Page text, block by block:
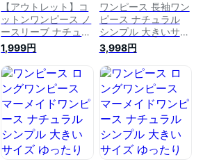
【アウトレット】コ
ットンワンピース ノ
ースリーブ ナチュラ
ル シンプル 体型カ
バー 重ね着 カジュ
アル レディース 服
大人かわいい 30代
40代 50代 大きいサ
イズ ゆったり 春
夏 春夏ワンピース
NP1905
1,999円
ワンピース 長袖ワン
ピース ナチュラル
シンプル 大きいサイ
ズ ゆったり きれい
め 大人 30代 40代
50代 マタニティ 体
型カバー 大人可愛い
春夏 春夏ワンピ
ース NP2054
3,998円